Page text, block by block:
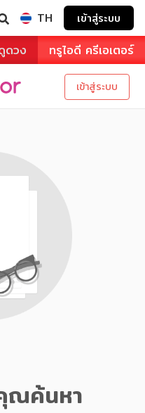
TH เข้าสู่ระบบ
ดวง ทรูไอดี ครีเอเตอร์
เข้าสู่ระบบ
ณค้นหา